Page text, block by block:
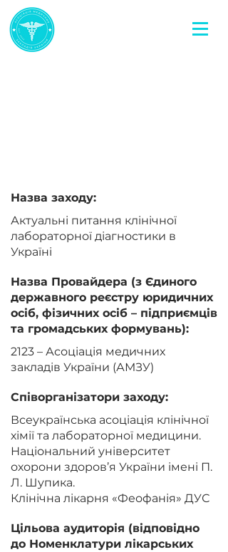
Назва заходу:
Актуальні питання клінічної
лабораторної діагностики в
Україні
Назва Провайдера (з Єдиного
державного реєстру юридичних
осіб, фізичних осіб – підприємців
та громадських формувань):
2123 – Асоціація медичних
закладів України (АМЗУ)
Співорганізатори заходу:
Всеукраїнська асоціація клінічної
хімії та лабораторної медицини.
Національний університет
охорони здоров’я України імені П.
Л. Шупика.
Клінічна лікарня «Феофанія» ДУС
Цільова аудиторія (відповідно
до Номенклатури лікарських